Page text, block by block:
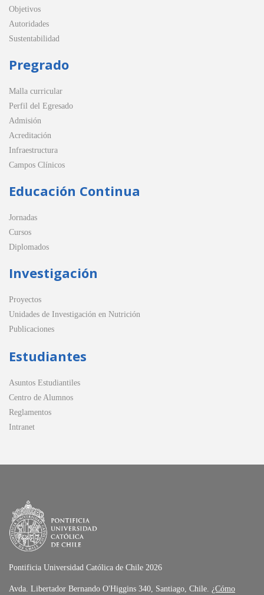
Objetivos
Autoridades
Sustentabilidad
Pregrado
Malla curricular
Perfil del Egresado
Admisión
Acreditación
Infraestructura
Campos Clínicos
Educación Continua
Jornadas
Cursos
Diplomados
Investigación
Proyectos
Unidades de Investigación en Nutrición
Publicaciones
Estudiantes
Asuntos Estudiantiles
Centro de Alumnos
Reglamentos
Intranet
Pontificia Universidad Católica de Chile 2026
Avda. Libertador Bernando O'Higgins 340, Santiago, Chile. ¿Cómo